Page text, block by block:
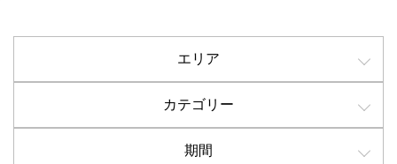
エリア
カテゴリー
期間